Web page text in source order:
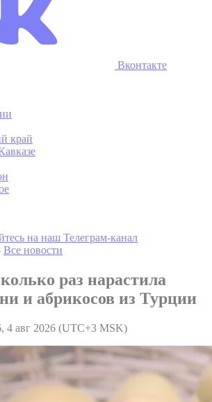
Вконтакте
край
на наш Телеграм-канал
Все новости
раз нарастила
и абрикосов из Турции
4 авг 2026 (UTC+3 MSK)